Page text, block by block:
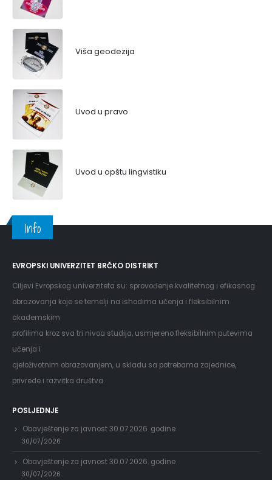
Viša geodezija
Uvod u pravo
Uvod u opštu lingvistiku
Info
EVROPSKI UNIVERZITET BRČKO DISTRIKT
Ciljevi Evropskog univerziteta su: sprovođenje kvalitetnog i efikasnog
obrazovanja koje se temelji na ishodima učenja i fleksibilnim
akademskim
profilima kroz sva tri nivoa studija, usmjereno fleksibilnim putevima
učenja i
cjeloživotnim obrazovanjem, u skladu sa potrebama zajednice,
privrede i razvitka društva.
POSLJEDNJE
Obavještenje za javnost 30.07.2026. godine
30/07/2026
Obavještenje za javnost 30.07.2026. godine
30/07/2026